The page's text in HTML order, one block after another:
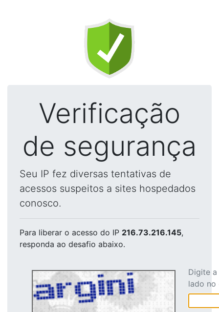
Verificação
de segurança
Seu IP fez diversas tentativas de
acessos suspeitos a sites hospedados
conosco.
Para liberar o acesso do IP 216.73.216.145,
responda ao desafio abaixo.
Digite
lado no